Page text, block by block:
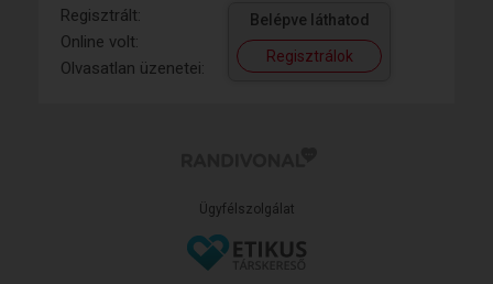
Regisztrált:
Online volt:
Olvasatlan üzenetei:
Belépve láthatod
Regisztrálok
Ügyfélszolgálat